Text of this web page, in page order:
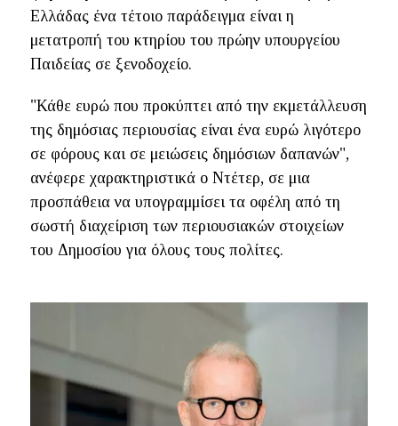
Ελλάδας ένα τέτοιο παράδειγμα είναι η
μετατροπή του κτηρίου του πρώην υπουργείου
Παιδείας σε ξενοδοχείο.
"Κάθε ευρώ που προκύπτει από την εκμετάλλευση
της δημόσιας περιουσίας είναι ένα ευρώ λιγότερο
σε φόρους και σε μειώσεις δημόσιων δαπανών",
ανέφερε χαρακτηριστικά ο Ντέτερ, σε μια
προσπάθεια να υπογραμμίσει τα οφέλη από τη
σωστή διαχείριση των περιουσιακών στοιχείων
του Δημοσίου για όλους τους πολίτες.